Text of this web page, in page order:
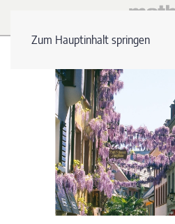
Zum Hauptinhalt springen